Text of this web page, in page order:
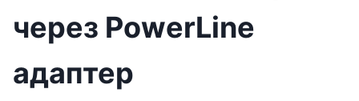
через PowerLine
адаптер